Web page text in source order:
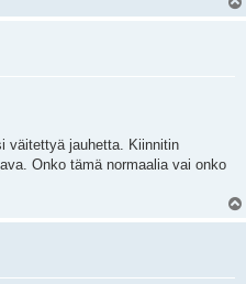
väitettyä jauhetta. Kiinnitin
Onko tämä normaalia vai onko